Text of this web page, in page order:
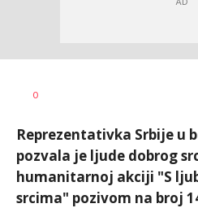
AUTOR
0
Reprezentativka Srbije u
pozvala je ljude dobrog
humanitarnoj akciji "S
srcima" pozivom na broj